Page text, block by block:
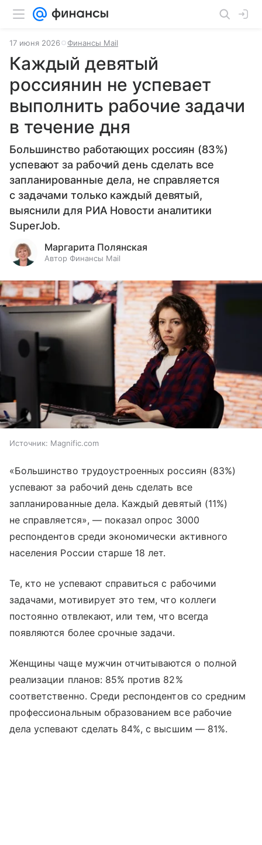
17 июня 2026 Финансы Mail
Каждый девятый
россиянин не успевает
выполнить рабочие задачи
в течение дня
Большинство работающих россиян (83%)
успевают за рабочий день сделать все
запланированные дела, не справляется
с задачами только каждый девятый,
выяснили для РИА Новости аналитики
SuperJob.
Маргарита Полянская
Автор Финансы Mail
Источник: Magnific.com
«Большинство трудоустроенных россиян (83%)
успевают за рабочий день сделать все
запланированные дела. Каждый девятый (11%)
не справляется», — показал опрос 3000
респондентов среди экономически активного
населения России старше 18 лет.
Те, кто не успевают справиться с рабочими
задачами, мотивирует это тем, что коллеги
постоянно отвлекают, или тем, что всегда
появляются более срочные задачи.
Женщины чаще мужчин отчитываются о полной
реализации планов: 85% против 82%
соответственно. Среди респондентов со средним
профессиональным образованием все рабочие
дела успевают сделать 84%, с высшим — 81%.